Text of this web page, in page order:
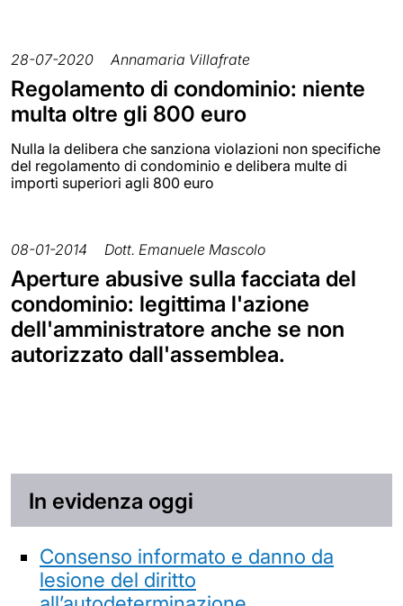
28-07-2020 Annamaria Villafrate
Regolamento di condominio: niente
multa oltre gli 800 euro
Nulla la delibera che sanziona violazioni non specifiche
del regolamento di condominio e delibera multe di
importi superiori agli 800 euro
08-01-2014 Dott. Emanuele Mascolo
Aperture abusive sulla facciata del
condominio: legittima l'azione
dell'amministratore anche se non
autorizzato dall'assemblea.
In evidenza oggi
Consenso informato e danno da
lesione del diritto